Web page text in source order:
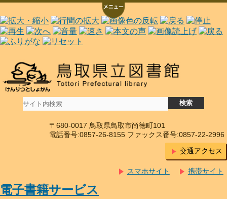
〒680-0017 鳥取県鳥取市尚徳町101
電話番号:0857-26-8155 ファックス番号:0857-22-2996
交通アクセス
携帯サイト
スマホサイト
電子書籍サービス